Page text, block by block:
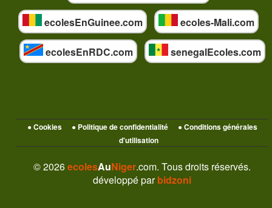
ecolesEnGuinee.com ecoles-Mali.com
ecolesEnRDC.com senegalEcoles.com
● Cookies ● Politique de confidentialité
● Conditions générales
d'utilisation
© 2026ecolesAuNiger.com. Tous droits réservés.
développé parbidzoni